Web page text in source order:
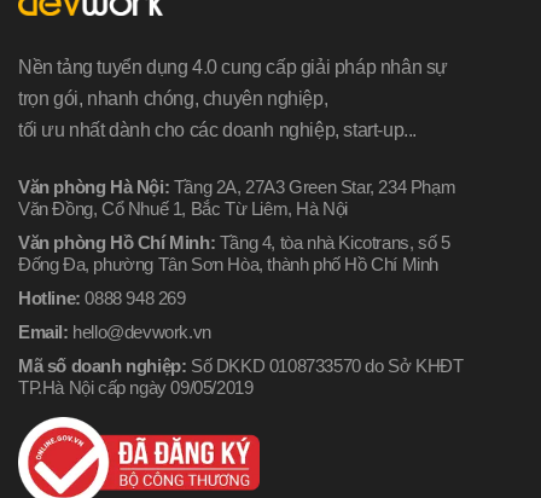
Nền tảng tuyển dụng 4.0 cung cấp giải pháp nhân sự
trọn gói, nhanh chóng, chuyên nghiệp,
tối ưu nhất dành cho các doanh nghiệp, start-up...
Văn phòng Hà Nội: Tầng 2A, 27A3 Green Star, 234 Phạm
Văn Đồng, Cổ Nhuế 1, Bắc Từ Liêm, Hà Nội
Văn phòng Hồ Chí Minh: Tầng 4, tòa nhà Kicotrans, số 5
Đống Đa, phường Tân Sơn Hòa, thành phố Hồ Chí Minh
Hotline: 0888 948 269
Email: hello@devwork.vn
Mã số doanh nghiệp: Số DKKD 0108733570 do Sở KHĐT
TP.Hà Nội cấp ngày 09/05/2019